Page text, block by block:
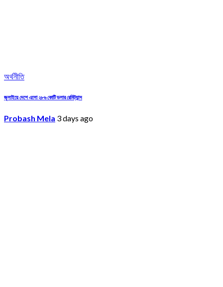
অর্থনীতি
জুলাইয়ে দেশে এলো ২৮৬ কোটি ডলার রেমিট্যান্স
Probash Mela 3 days ago